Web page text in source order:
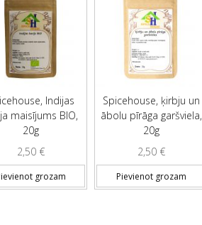
Indijas
maisījums BIO,
20g
2,50 €
grozam
Spicehouse, ķirbju un
ābolu pīrāga garšviela,
20g
2,50 €
Pievienot grozam